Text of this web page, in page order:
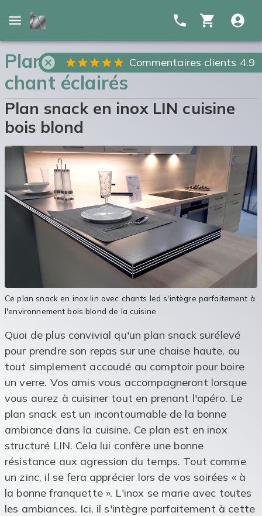
Commentaires clients 4.9
Plan Snack en inox lin et
chant éclairés
Plan snack en inox LIN cuisine
bois blond
Ce plan snack en inox lin avec chants led s'intègre parfaitement à
l'environnement bois blond de la cuisine
Quoi de plus convivial qu'un plan snack surélevé
pour prendre son repas sur une chaise haute, ou
tout simplement accoudé au comptoir pour boire
un verre. Vos amis vous accompagneront lorsque
vous aurez à cuisiner tout en prenant l'apéro. Le
plan snack est un incontournable de la bonne
ambiance dans la cuisine. Ce plan est en inox
structuré LIN. Cela lui confère une bonne
résistance aux agression du temps. Tout comme
un zinc, il se fera apprécier lors de vos soirées « à
la bonne franquette ». L'inox se marie avec toutes
les ambiances. Ici, il s'intègre parfaitement à cette